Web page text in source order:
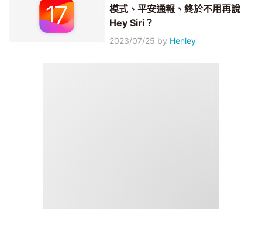
模式、平安通報、終於不用再說
Hey Siri？
2023/07/25 by Henley